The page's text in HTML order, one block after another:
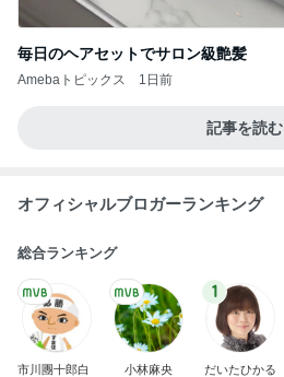
毎日のヘアセットでサロン級艶髪
Amebaトピックス 1日前
記事を読む
オフィシャルブロガーランキング
総合ランキング
市川團十郎白
小林麻央
1
だいたひかる